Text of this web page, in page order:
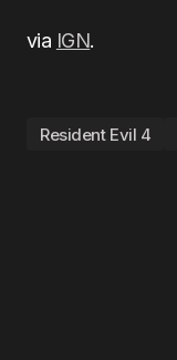
via IGN.
Resident Evil 4